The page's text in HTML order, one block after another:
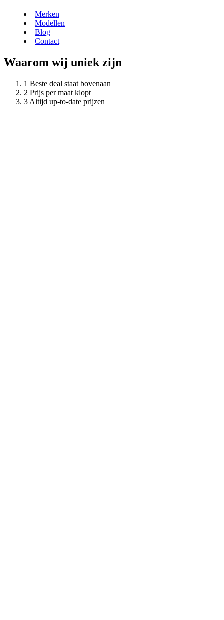
Merken
Modellen
Blog
Contact
Waarom wij uniek zijn
Beste deal staat bovenaan
Prijs per maat klopt
Altijd up-to-date prijzen